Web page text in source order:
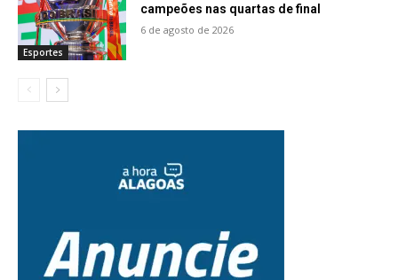
Esportes
campeões nas quartas de final
6 de agosto de 2026